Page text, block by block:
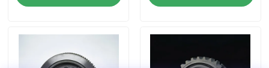
Montage du bloc moteur et accessoire